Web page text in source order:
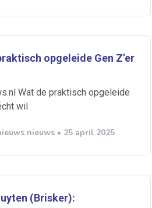
opgeleide Gen Z’er
Wat de praktisch opgeleide
wil
nieuws • 25 april 2025
(Brisker):
Doorzaam Flexmarkt Flexnieuws